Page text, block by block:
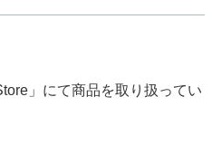
」にて商品を取り扱ってい